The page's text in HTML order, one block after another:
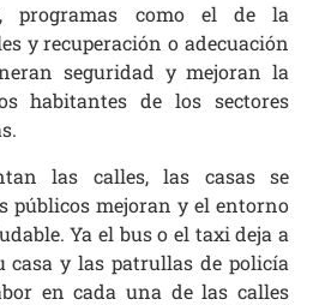
programas como el de la
y recuperación o adecuación
seguridad y mejoran la
habitantes de los sectores
las calles, las casas se
públicos mejoran y el entorno
Ya el bus o el taxi deja a
casa y las patrullas de policía
en cada una de las calles